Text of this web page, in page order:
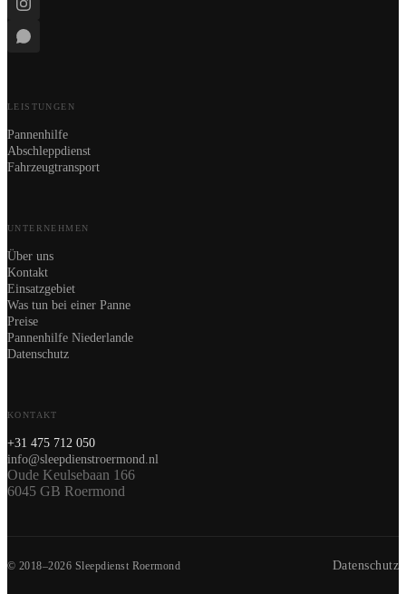
LEISTUNGEN
Pannenhilfe
Abschleppdienst
Fahrzeugtransport
UNTERNEHMEN
Über uns
Kontakt
Einsatzgebiet
Was tun bei einer Panne
Preise
Pannenhilfe Niederlande
Datenschutz
KONTAKT
+31 475 712 050
info@sleepdienstroermond.nl
Oude Keulsebaan 166
6045 GB Roermond
© 2018–2026 Sleepdienst Roermond Datenschutz